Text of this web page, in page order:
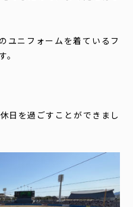
のユニフォームを着ているフ
日を過ごすことができまし